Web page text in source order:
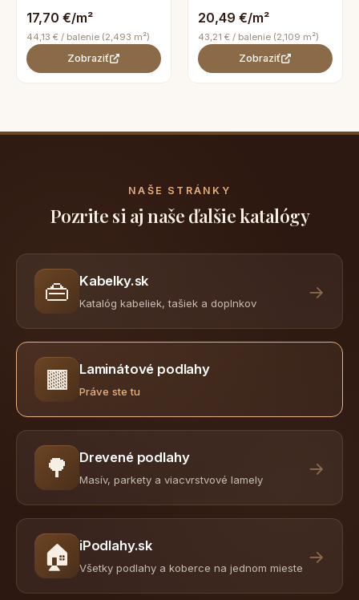
17,70 €/m²
44,13 € / balenie (2,493 m²)
Zobraziť
20,49 €/m²
43,21 € / balenie (2,109 m²)
Zobraziť
NAŠE STRÁNKY
Pozrite si aj naše ďalšie katalógy
👜 Kabelky.sk
Katalóg kabeliek, tašiek a doplnkov
→
🟫 Laminátové podlahy
Práve ste tu
🌳 Drevené podlahy
Masív, parkety a viacvrstvové lamely
→
🏠 iPodlahy.sk
Všetky podlahy a koberce na jednom mieste
→